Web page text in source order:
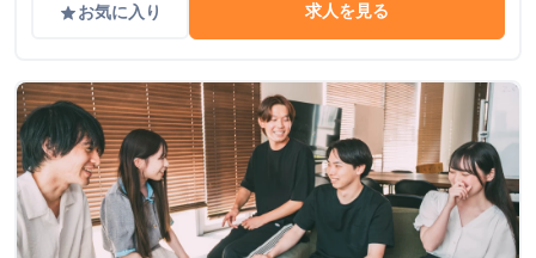
gradeお気に入り 求人を見る